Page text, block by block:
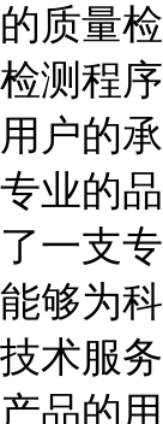
的质量
检测程
用户的
专业的
了一支
能够为
技术服
产品的